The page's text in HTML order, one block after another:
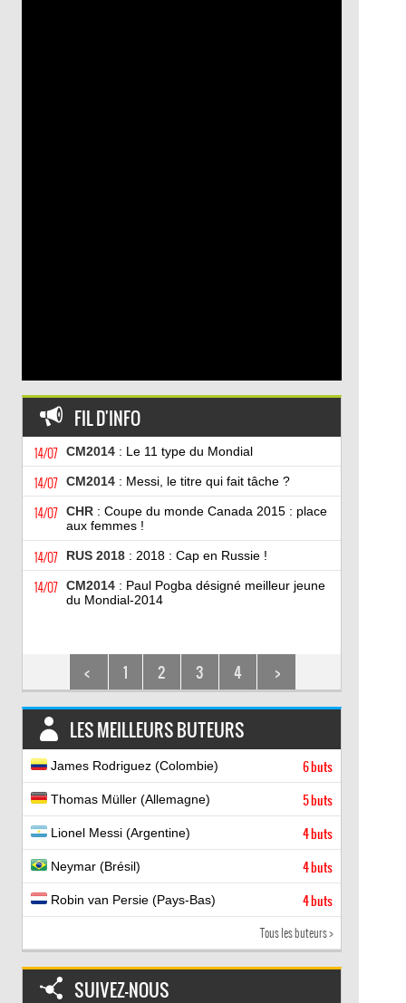
FIL D'INFO
14/07 CM2014: Le 11 type du Mondial
14/07 CM2014: Messi, le titre qui fait tâche ?
14/07 CHR: Coupe du monde Canada 2015 : place
aux femmes !
14/07 RUS 2018: 2018 : Cap en Russie !
14/07 CM2014: Paul Pogba désigné meilleur jeune
du Mondial-2014
< 1 2 3 4 >
LES MEILLEURS BUTEURS
James Rodriguez (Colombie) 6 buts
Thomas Müller (Allemagne) 5 buts
Lionel Messi (Argentine) 4 buts
Neymar (Brésil) 4 buts
Robin van Persie (Pays-Bas) 4 buts
Tous les buteurs >
SUIVEZ-NOUS